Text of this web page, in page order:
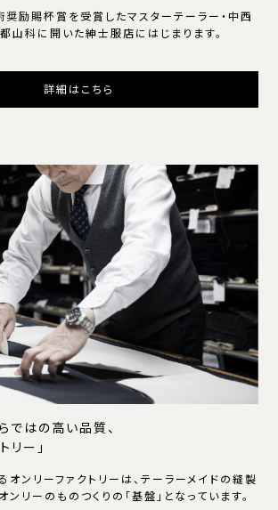
励賜杯賞を受賞したマスターテーラー・中西
山科に開いた紳士服店にはじまります。
詳細はこちら
ではの高い品質、
リー」
ンリーファクトリーは、テーラーメイドの縫製
ンリーのものつくりの「基盤」となっています。